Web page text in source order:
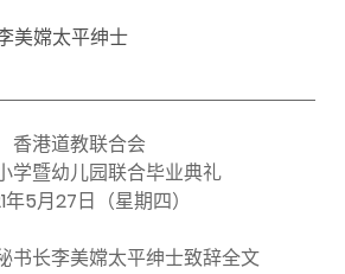
美嫦太平绅士
香港道教联合会
学暨幼儿园联合毕业典礼
年5月27日（星期四）
书长李美嫦太平绅士致辞全文